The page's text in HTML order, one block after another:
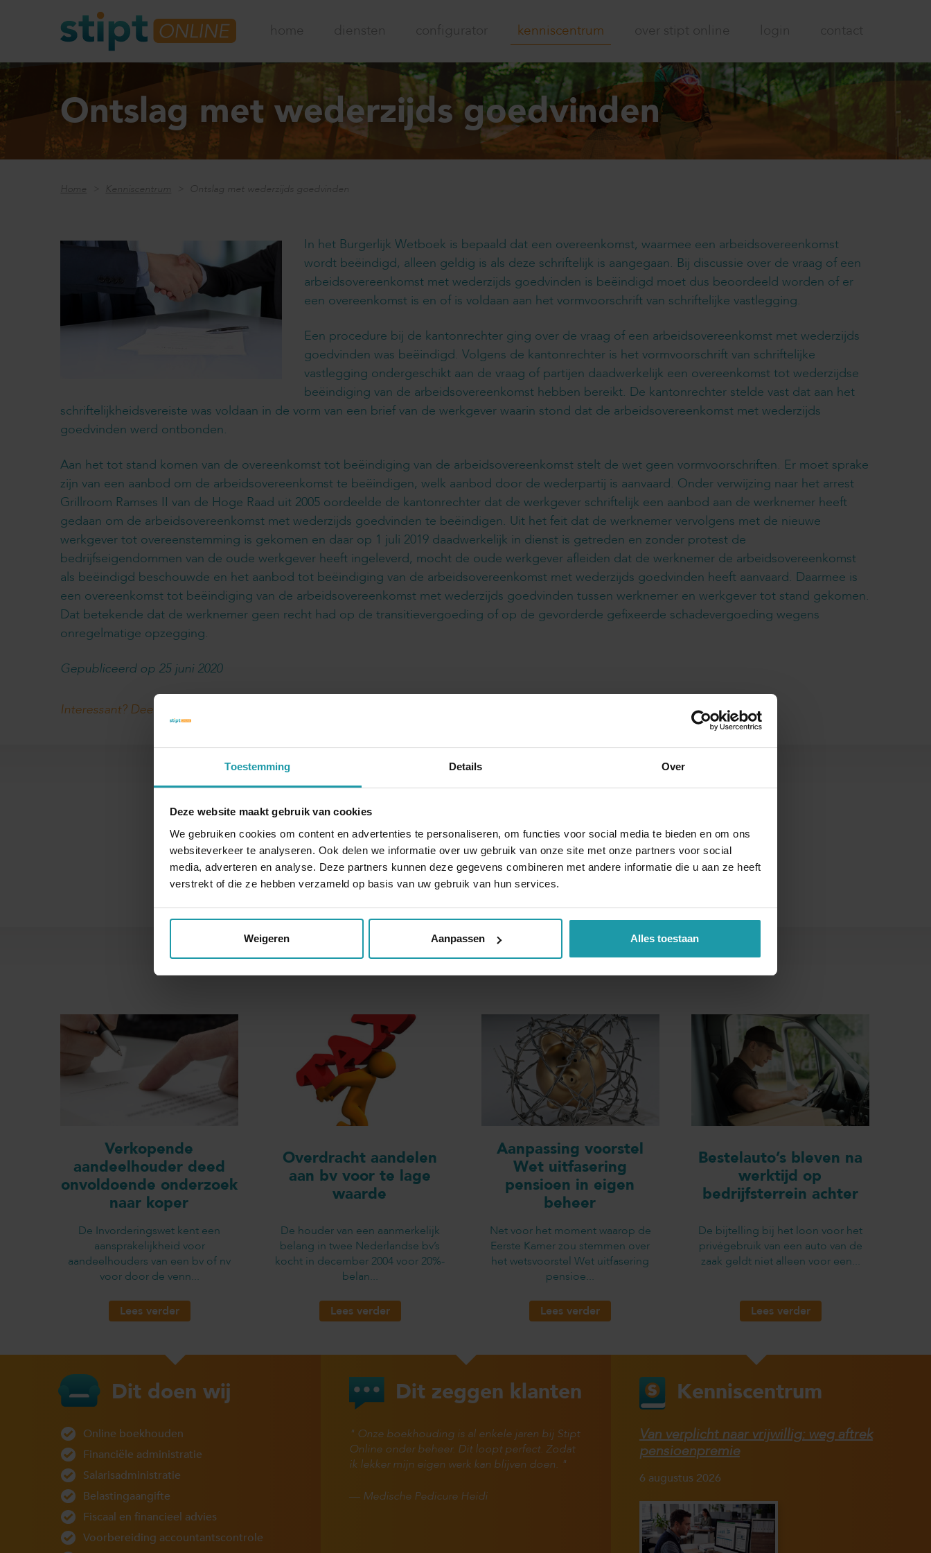
Toestemming Details Over
Deze website maakt gebruik van cookies
We gebruiken cookies om content en advertenties te personaliseren, om functies voor social media te bieden en om ons
websiteverkeer te analyseren. Ook delen we informatie over uw gebruik van onze site met onze partners voor social
media, adverteren en analyse. Deze partners kunnen deze gegevens combineren met andere informatie die u aan ze heeft
verstrekt of die ze hebben verzameld op basis van uw gebruik van hun services.
Weigeren Aanpassen Alles toestaan
home diensten configurator kenniscentrum over stipt online login contact
Ontslag met wederzijds goedvinden
Home Kenniscentrum Ontslag met wederzijds goedvinden
In het Burgerlijk Wetboek is bepaald dat een overeenkomst, waarmee een arbeidsovereenkomst
wordt beëindigd, alleen geldig is als deze schriftelijk is aangegaan. Bij discussie over de vraag of een
arbeidsovereenkomst met wederzijds goedvinden is beëindigd moet dus beoordeeld worden of er
een overeenkomst is en of is voldaan aan het vormvoorschrift van schriftelijke vastlegging.
Een procedure bij de kantonrechter ging over de vraag of een arbeidsovereenkomst met wederzijds
goedvinden was beëindigd. Volgens de kantonrechter is het vormvoorschrift van schriftelijke
vastlegging ondergeschikt aan de vraag of partijen daadwerkelijk een overeenkomst tot wederzijdse
beëindiging van de arbeidsovereenkomst hebben bereikt. De kantonrechter stelde vast dat aan het
schriftelijkheidsvereiste was voldaan in de vorm van een brief van de werkgever waarin stond dat de arbeidsovereenkomst met wederzijds
goedvinden werd ontbonden.
Aan het tot stand komen van de overeenkomst tot beëindiging van de arbeidsovereenkomst stelt de wet geen vormvoorschriften. Er moet sprake
zijn van een aanbod om de arbeidsovereenkomst te beëindigen, welk aanbod door de wederpartij is aanvaard. Onder verwijzing naar het arrest
Grillroom Ramses II van de Hoge Raad uit 2005 oordeelde de kantonrechter dat de werkgever schriftelijk een aanbod aan de werknemer heeft
gedaan om de arbeidsovereenkomst met wederzijds goedvinden te beëindigen. Uit het feit dat de werknemer vervolgens met de nieuwe
werkgever tot overeenstemming is gekomen en daar op 1 juli 2019 daadwerkelijk in dienst is getreden en zonder protest de
bedrijfseigendommen van de oude werkgever heeft ingeleverd, mocht de oude werkgever afleiden dat de werknemer de arbeidsovereenkomst
als beëindigd beschouwde en het aanbod tot beëindiging van de arbeidsovereenkomst met wederzijds goedvinden heeft aanvaard. Daarmee is
een overeenkomst tot beëindiging van de arbeidsovereenkomst met wederzijds goedvinden tussen werknemer en werkgever tot stand gekomen.
Dat betekende dat de werknemer geen recht had op de transitievergoeding of op de gevorderde gefixeerde schadevergoeding wegens
onregelmatige opzegging.
Gepubliceerd op 25 juni 2020
Interessant? Deel dit artikel
Blijf op de hoogte van het financiële nieuws
Schrijf je hieronder in voor onze maandelijkse mailing.
Naam* E-mail adres*
Andere interessante artikelen
Verkopende
aandeelhouder deed
onvoldoende onderzoek
naar koper
De Invorderingswet kent een
aansprakelijkheid voor
aandeelhouders van een bv of nv
voor door de venn...
Lees verder
Overdracht aandelen
aan bv voor te lage
waarde
De houder van een aanmerkelijk
belang in twee Nederlandse bv’s
kocht in december 2004 voor 20%-
belan...
Lees verder
Aanpassing voorstel
Wet uitfasering
pensioen in eigen
beheer
Net voor het moment waarop de
Eerste Kamer zou stemmen over
het wetsvoorstel Wet uitfasering
pensioe...
Lees verder
Bestelauto’s bleven na
werktijd op
bedrijfsterrein achter
De bijtelling bij het loon voor het
privégebruik van een auto van de
zaak geldt niet alleen voor een...
Lees verder
Dit doen wij
Online boekhouden
Financiële administratie
Salarisadministratie
Belastingaangifte
Fiscaal en financieel advies
Voorbereiding accountantscontrole
Dit zeggen klanten
Onze boekhouding is al enkele jaren bij Stipt
Online onder beheer. Dit loopt perfect. Zodat
ik lekker mijn eigen werk kan blijven doen.
— Medische Pedicure Heidi
Kenniscentrum
Van verplicht naar vrijwillig: weg aftrek
pensioenpremie
6 augustus 2026